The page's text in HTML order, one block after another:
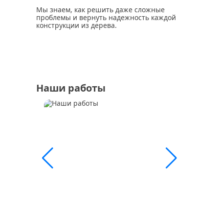
Мы знаем, как решить даже сложные
проблемы и вернуть надежность каждой
конструкции из дерева.
Наши работы